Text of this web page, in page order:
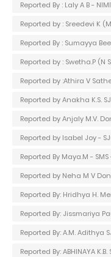
Reported By : Laly A B -
Reported by : Sreedevi K
Reported By : Sumayya
Reported by : Swetha.P
Reported by :Athira V
Reported by Anakha K.S.
Reported by Anjaly M.V.
Reported by Isabel Joy -
Reported By Maya.M -
Reported by Neha M V
Reported By: Hridhya H.
Reported By: Jissmariya
Reported By: A.M. Adithya
Reported By: ABHINAYA K.B.